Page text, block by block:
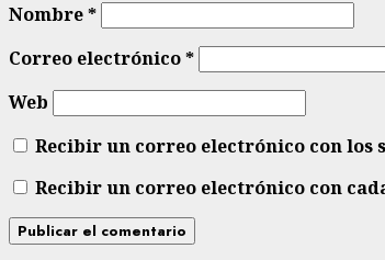
Nombre*
Correo electrónico*
Web
Recibir un correo electrónico con los
Recibir un correo electrónico con